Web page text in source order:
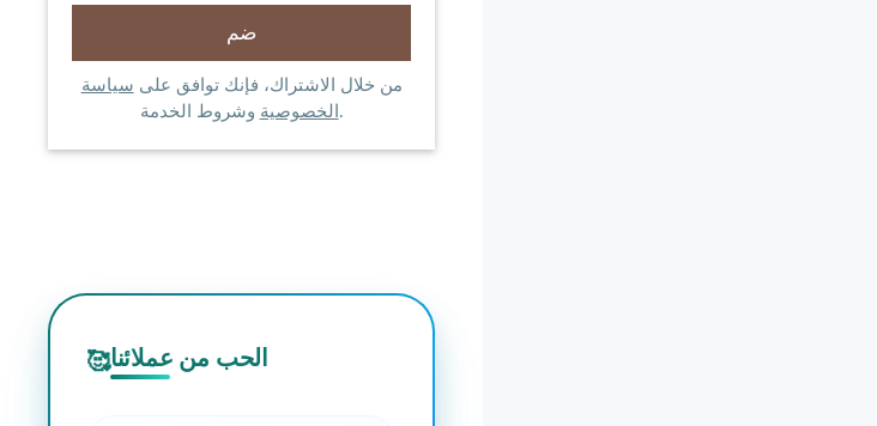
من خلال الاشتراك، فإنك توافق على سياسة
الخصوصية وشروط الخدمة.
🥰الحب من عملائنا